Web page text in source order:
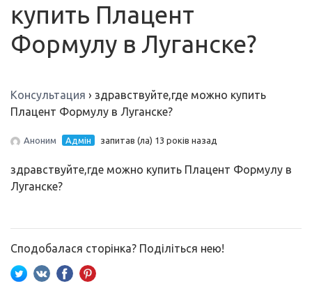
купить Плацент
Формулу в Луганске?
Консультация › здравствуйте,где можно купить
Плацент Формулу в Луганске?
Аноним Адмін запитав (ла) 13 років назад
здравствуйте,где можно купить Плацент Формулу в
Луганске?
Сподобалася сторінка? Поділіться нею!